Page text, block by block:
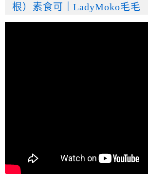
根）素食可｜LadyMoko毛毛